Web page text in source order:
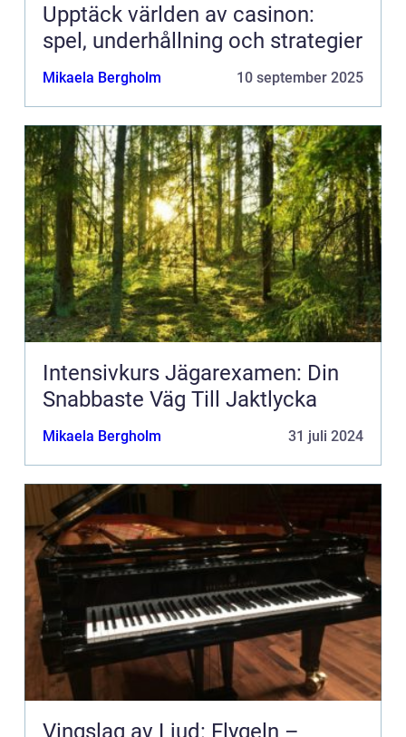
Upptäck världen av casinon:
spel, underhållning och strategier
Mikaela Bergholm 10 september 2025
Intensivkurs Jägarexamen: Din
Snabbaste Väg Till Jaktlycka
Mikaela Bergholm 31 juli 2024
Vingslag av Ljud: Flygeln –